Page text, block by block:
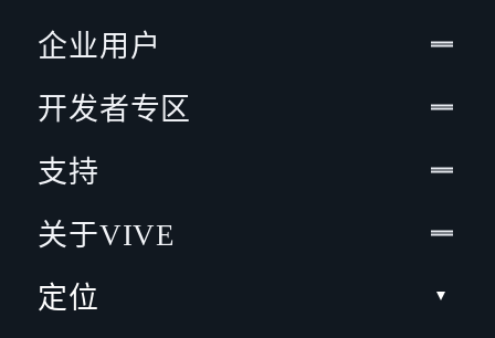
企业用户
开发者专区
支持
关于VIVE
定位